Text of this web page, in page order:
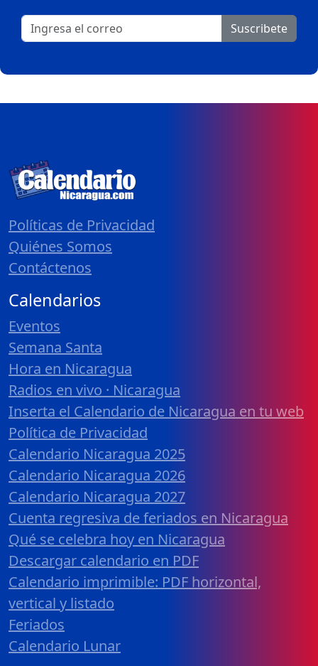
Suscribete
Políticas de Privacidad
Quiénes Somos
Contáctenos
Calendarios
Eventos
Semana Santa
Hora en Nicaragua
Radios en vivo · Nicaragua
Inserta el Calendario de Nicaragua en tu web
Política de Privacidad
Calendario Nicaragua 2025
Calendario Nicaragua 2026
Calendario Nicaragua 2027
Cuenta regresiva de feriados en Nicaragua
Qué se celebra hoy en Nicaragua
Descargar calendario en PDF
Calendario imprimible: PDF horizontal,
vertical y listado
Feriados
Calendario Lunar